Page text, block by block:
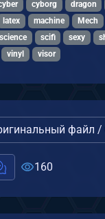
cyborg dragon
latex machine Mech
science scifi sexy
vinyl visor
файл /
160